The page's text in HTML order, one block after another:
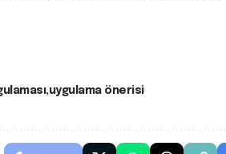
uygulama önerisi